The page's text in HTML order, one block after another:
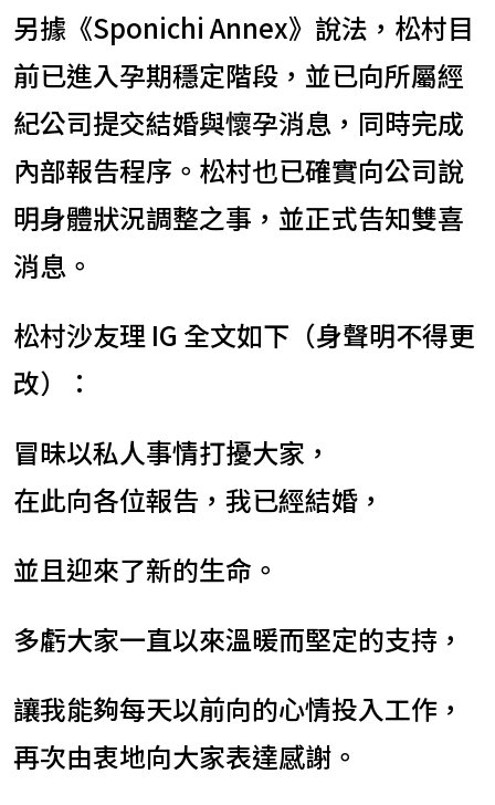
另據《Sponichi Annex》說法，松村目
前已進入孕期穩定階段，並已向所屬經
紀公司提交結婚與懷孕消息，同時完成
內部報告程序。松村也已確實向公司說
明身體狀況調整之事，並正式告知雙喜
消息。
松村沙友理 IG 全文如下（身聲明不得更
改）：
冒昧以私人事情打擾大家，
在此向各位報告，我已經結婚，
並且迎來了新的生命。
多虧大家一直以來溫暖而堅定的支持，
讓我能夠每天以前向的心情投入工作，
再次由衷地向大家表達感謝。